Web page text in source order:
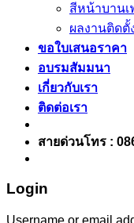
สีหน้าบานเ
ผลงานติดตั้
ขอใบเสนอราคา
อบรมสัมมนา
เกี่ยวกับเรา
ติดต่อเรา
สายด่วนโทร :
Login